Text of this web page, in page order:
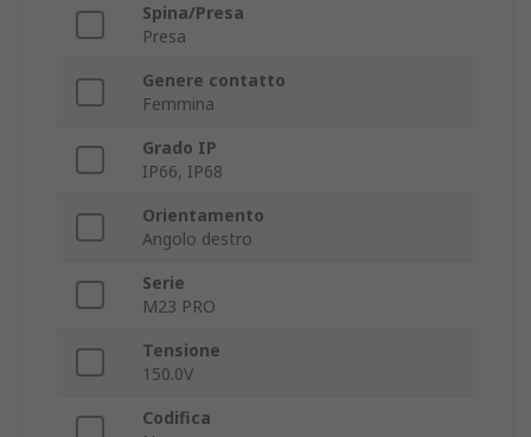
Spina/Presa
Presa
Genere contatto
Femmina
Grado IP
IP66, IP68
Orientamento
Angolo destro
Serie
M23 PRO
Tensione
150.0V
Codifica